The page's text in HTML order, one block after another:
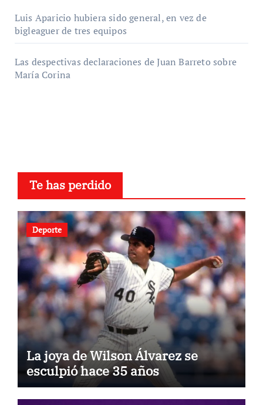
Luis Aparicio hubiera sido general, en vez de
bigleaguer de tres equipos
Las despectivas declaraciones de Juan Barreto sobre
María Corina
Te has perdido
Deporte
La joya de Wilson Álvarez se
esculpió hace 35 años